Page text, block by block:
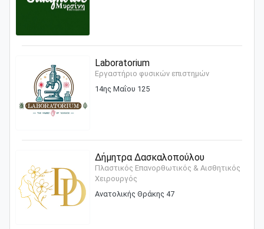
Laboratorium
Εργαστήριο φυσικών επιστημών
14ης Μαΐου 125
Δήμητρα Δασκαλοπούλου
Πλαστικός Επανορθωτικός & Αισθητικός
Χειρουργός
Ανατολικής Θράκης 47